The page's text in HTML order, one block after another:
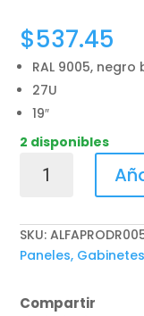
$537.45
RAL 9005, negro
27U
19″
2 disponibles
Solutions
Rack
armario
-
en
SKU:
Paneles,
Compartir